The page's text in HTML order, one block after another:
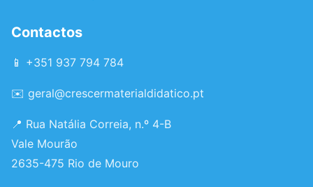
Contactos
📱 +351 937 794 784
✉️ geral@crescermaterialdidatico.pt
📍 Rua Natália Correia, n.º 4-B
Vale Mourão
2635-475 Rio de Mouro